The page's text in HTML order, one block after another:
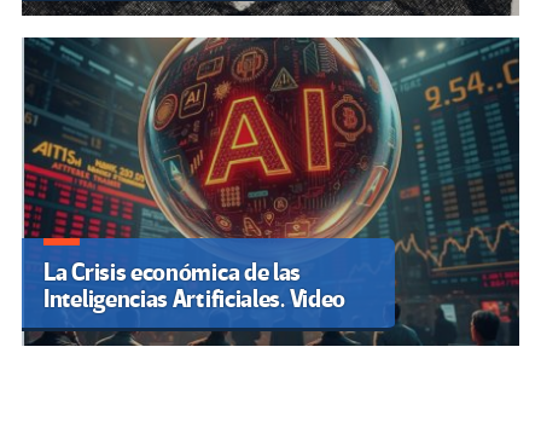
La Crisis económica de las
Inteligencias Artificiales. Video